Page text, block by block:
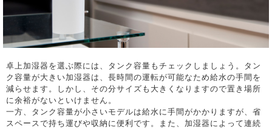
卓上加湿器を選ぶ際には、タンク容量もチェックしましょう。タン
ク容量が大きい加湿器は、長時間の運転が可能なため給水の手間を
減らせます。しかし、その分サイズも大きくなりますので置き場所
に余裕がないといけません。
一方、タンク容量が小さいモデルは給水に手間がかかりますが、省
スペースで持ち運びや収納に便利です。また、加湿器によって連続